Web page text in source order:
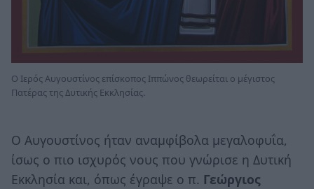
Ο Ιερός Αυγουστίνος επίσκοπος Ιππώνος θεωρείται ο μέγιστος
Πατέρας της Δυτικής Εκκλησίας.
Ο Αυγουστίνος ήταν αναμφίβολα μεγαλοφυΐα,
ίσως ο πιο ισχυρός νους που γνώρισε η Δυτική
Εκκλησία και, όπως έγραψε ο π. Γεώργιος